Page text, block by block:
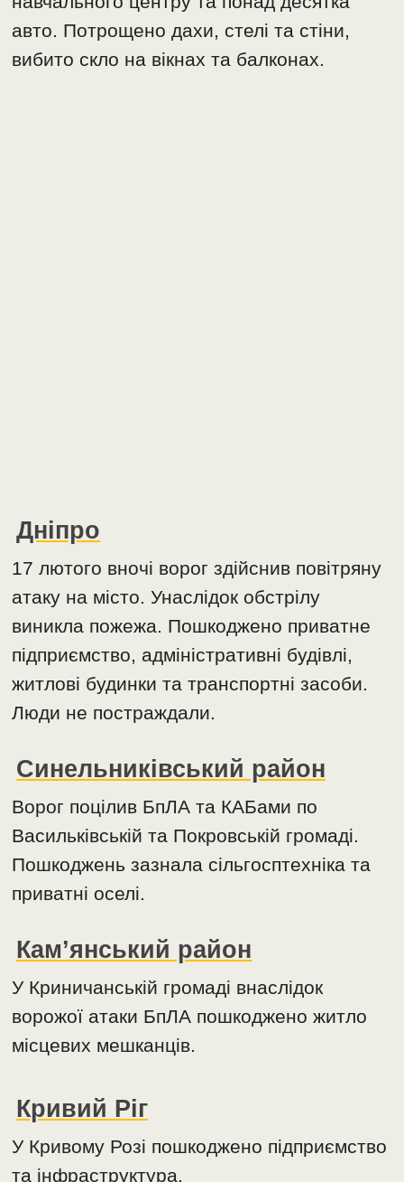
авто. Потрощено дахи, стелі та стіни,
вибито скло на вікнах та балконах.
Дніпро
17 лютого вночі ворог здійснив повітряну
атаку на місто. Унаслідок обстрілу
виникла пожежа. Пошкоджено приватне
підприємство, адміністративні будівлі,
житлові будинки та транспортні засоби.
Люди не постраждали.
Синельниківський район
Ворог поцілив БпЛА та КАБами по
Васильківській та Покровській громаді.
Пошкоджень зазнала сільгосптехніка та
приватні оселі.
Кам’янський район
У Криничанській громаді внаслідок
ворожої атаки БпЛА пошкоджено житло
місцевих мешканців.
Кривий Ріг
У Кривому Розі пошкоджено підприємство
та інфраструктура.